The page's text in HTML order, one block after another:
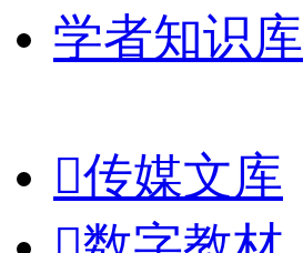
学者知识库
传媒文库